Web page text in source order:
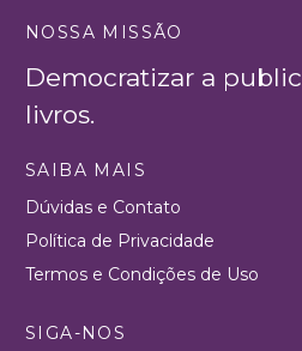
NOSSA MISSÃO
Democratizar a
livros.
SAIBA MAIS
Dúvidas e Contato
Política de Privacidade
Termos e Condições de Uso
SIGA-NOS